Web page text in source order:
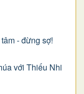
- đừng sợ!
với Thiếu Nhi